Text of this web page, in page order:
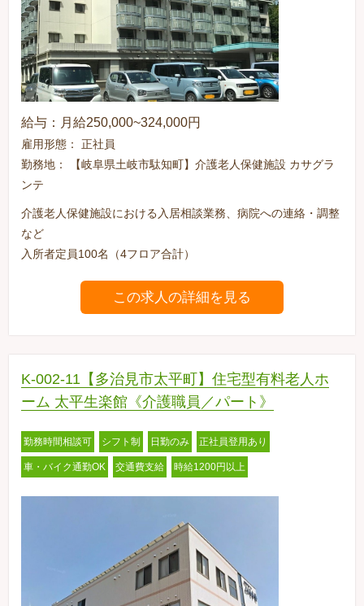
給与：月給250,000~324,000円
雇用形態： 正社員
勤務地： 【岐阜県土岐市駄知町】介護老人保健施設 カサグラ
ンテ
介護老人保健施設における入居相談業務、病院への連絡・調整
など
入所者定員100名（4フロア合計）
この求人の詳細を見る
K-002-11【多治見市太平町】住宅型有料老人ホ
ーム 太平生楽館《介護職員／パート》
勤務時間相談可 シフト制 日勤のみ 正社員登用あり
車・バイク通勤OK 交通費支給 時給1200円以上